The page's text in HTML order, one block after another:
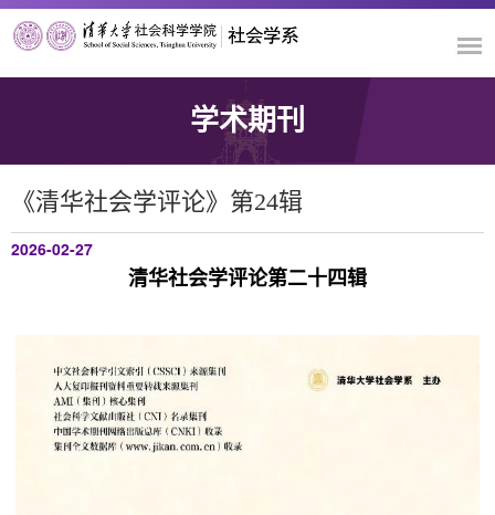
学术期刊
《清华社会学评论》第24辑
2026-02-27
清华社会学评论第二十四辑